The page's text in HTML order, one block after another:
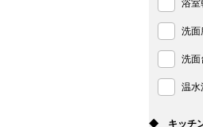
浴室
洗面
洗面
温水
◆ キッチ